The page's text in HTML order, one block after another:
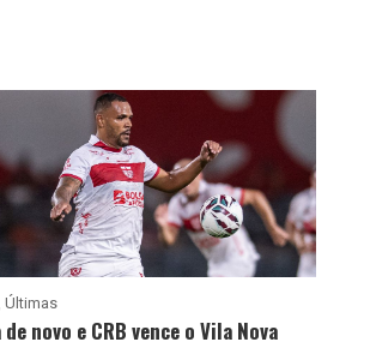
Últimas
novo e CRB vence o Vila Nova